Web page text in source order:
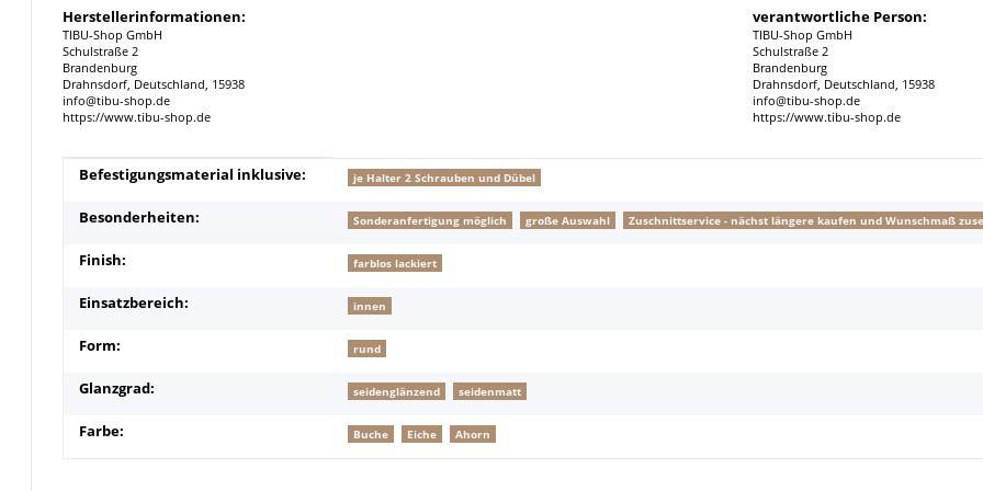
Herstellerinformationen:
TIBU-Shop GmbH
Schulstraße 2
Brandenburg
Drahnsdorf, Deutschland, 15938
info@tibu-shop.de
https://www.tibu-shop.de
verantwortliche Person:
TIBU-Shop GmbH
Schulstraße 2
Brandenburg
Drahnsdorf, Deutschland, 15938
info@tibu-shop.de
https://www.tibu-shop.de
Produkteigenschaft
Wert
Befestigungsmaterial inklusive: je Halter 2 Schrauben und Dübel
Besonderheiten: Sonderanfertigung möglich große Auswahl Zuschnittservice - nächst längere kaufen und Wunschmaß
Finish: farblos lackiert
Einsatzbereich: innen
Form: rund
Glanzgrad: seidenglänzend seidenmatt
Farbe: Buche Eiche Ahorn